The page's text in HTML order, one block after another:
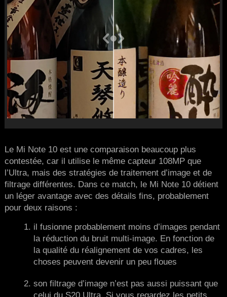
Le Mi Note 10 est une comparaison beaucoup plus
contestée, car il utilise le même capteur 108MP que
l’Ultra, mais des stratégies de traitement d’image et de
filtrage différentes. Dans ce match, le Mi Note 10 détient
un léger avantage avec des détails fins, probablement
pour deux raisons :
il fusionne probablement moins d’images pendant
la réduction du bruit multi-image. En fonction de
la qualité du réalignement de vos cadres, les
choses peuvent devenir un peu floues
son filtrage d’image n’est pas aussi puissant que
celui du S20 Ultra. Si vous regardez les petits